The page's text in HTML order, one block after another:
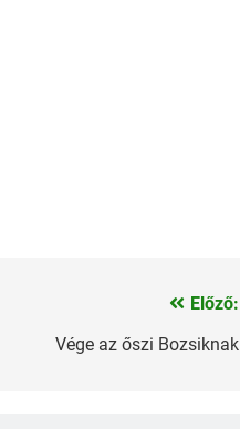
Előző:
Vége az őszi Bozsiknak